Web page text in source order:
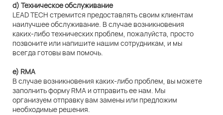
d) Техническое обслуживание
LEAD TECH стремится предоставлять своим клиентам
наилучшее обслуживание. В случае возникновения
каких-либо технических проблем, пожалуйста, просто
позвоните или напишите нашим сотрудникам, и мы
всегда готовы вам помочь.
e) RMA
В случае возникновения каких-либо проблем, вы можете
заполнить форму RMA и отправить ее нам. Мы
организуем отправку вам замены или предложим
необходимые решения.